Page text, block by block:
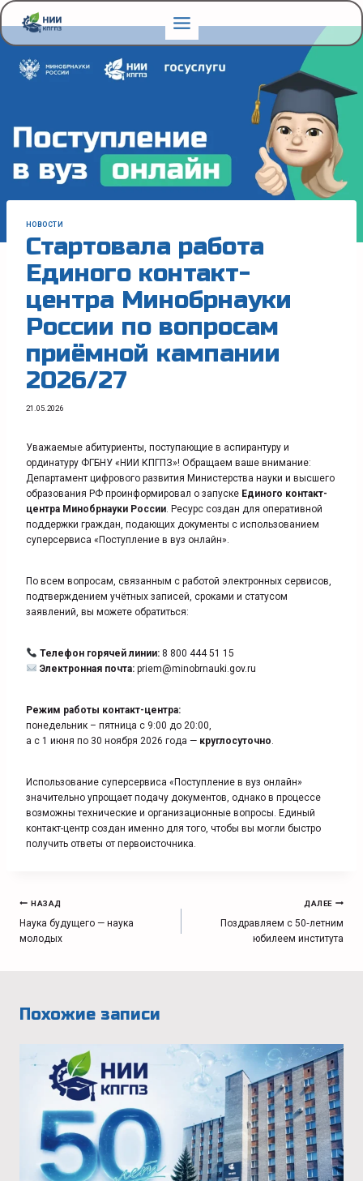
Перейти
содержимому
НОВОСТИ
Стартовала работа
Единого контакт-
центра Минобрнауки
России по вопросам
приёмной кампании
2026/27
21.05.2026
Уважаемые абитуриенты, поступающие в аспирантуру и
ординатуру ФГБНУ «НИИ КПГПЗ»! Обращаем ваше внимание:
Департамент цифрового развития Министерства науки и высшего
образования РФ проинформировал о запуске Единого контакт-
центра Минобрнауки России. Ресурс создан для оперативной
поддержки граждан, подающих документы с использованием
суперсервиса «Поступление в вуз онлайн».
По всем вопросам, связанным с работой электронных сервисов,
подтверждением учётных записей, сроками и статусом
заявлений, вы можете обратиться:
Телефон горячей линии:8 800 444 51 15
Электронная почта:priem@minobrnauki.gov.ru
Режим работы контакт-центра:
понедельник – пятница с 9:00 до 20:00,
а с 1 июня по 30 ноября 2026 года — круглосуточно.
Использование суперсервиса «Поступление в вуз онлайн»
значительно упрощает подачу документов, однако в процессе
возможны технические и организационные вопросы. Единый
контакт-центр создан именно для того, чтобы вы могли быстро
получить ответы от первоисточника.
Навигация
по
записям
НАЗАД
Наука будущего — наука
молодых
ДАЛЕЕ
Поздравляем с 50‑летним
юбилеем института
Похожие записи